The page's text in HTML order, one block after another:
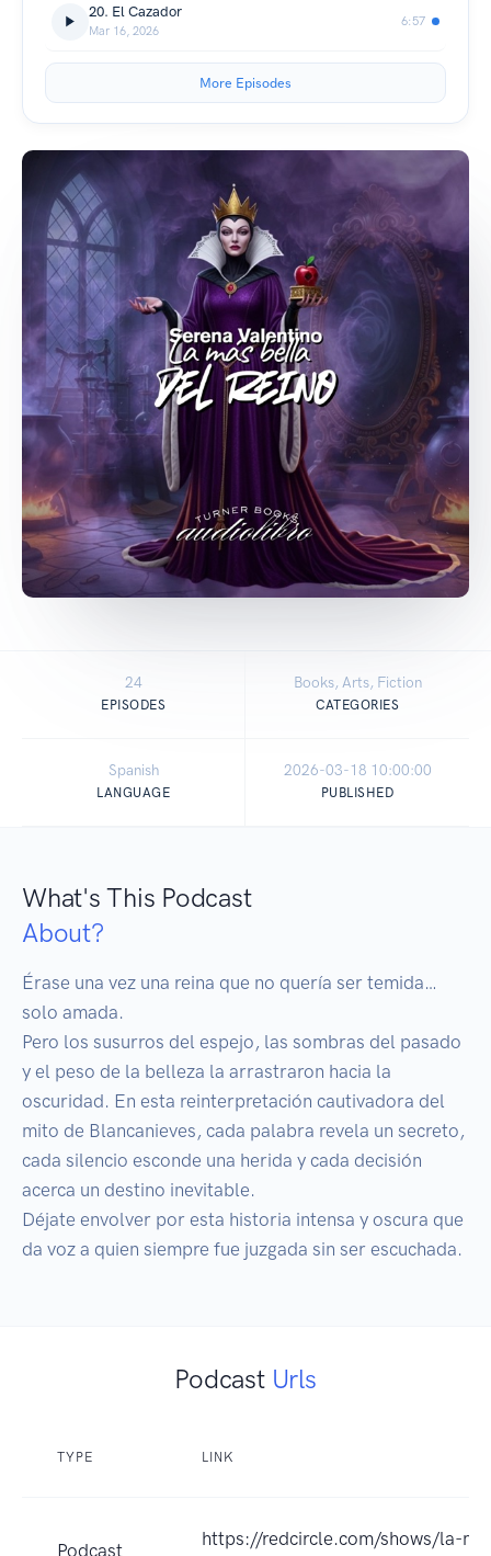
20. El Cazador
Mar 16, 2026
6:57
More Episodes
24
EPISODES
Books, Arts, Fiction
CATEGORIES
Spanish
LANGUAGE
2026-03-18 10:00:00
PUBLISHED
What's This Podcast
About?
Érase una vez una reina que no quería ser temida…
solo amada.
Pero los susurros del espejo, las sombras del pasado
y el peso de la belleza la arrastraron hacia la
oscuridad. En esta reinterpretación cautivadora del
mito de Blancanieves, cada palabra revela un secreto,
cada silencio esconde una herida y cada decisión
acerca un destino inevitable.
Déjate envolver por esta historia intensa y oscura que
Podcast Urls
TYPE LINK
Podcast
https://redcircle.com/shows/la-